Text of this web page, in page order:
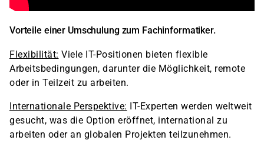
Vorteile einer Umschulung zum Fachinformatiker.
Flexibilität: Viele IT-Positionen bieten flexible
Arbeitsbedingungen, darunter die Möglichkeit, remote
oder in Teilzeit zu arbeiten.
Internationale Perspektive: IT-Experten werden weltweit
gesucht, was die Option eröffnet, international zu
arbeiten oder an globalen Projekten teilzunehmen.